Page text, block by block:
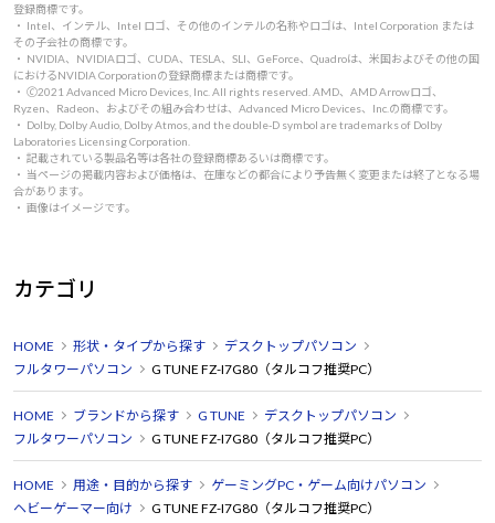
登録商標です。
・ Intel、インテル、Intel ロゴ、その他のインテルの名称やロゴは、Intel Corporation または
その子会社の商標です。
・ NVIDIA、NVIDIAロゴ、CUDA、TESLA、SLI、GeForce、Quadroは、米国およびその他の国
におけるNVIDIA Corporationの登録商標または商標です。
・ 🄫2021 Advanced Micro Devices, Inc. All rights reserved. AMD、AMD Arrowロゴ、
Ryzen、Radeon、およびその組み合わせは、Advanced Micro Devices、Inc.の商標です。
・ Dolby, Dolby Audio, Dolby Atmos, and the double-D symbol are trademarks of Dolby
Laboratories Licensing Corporation.
・ 記載されている製品名等は各社の登録商標あるいは商標です。
・ 当ページの掲載内容および価格は、在庫などの都合により予告無く変更または終了となる場
合があります。
・ 画像はイメージです。
カテゴリ
HOME 形状・タイプから探す
デスクトップパソコン
フルタワーパソコン
G TUNE FZ-I7G80（タルコフ推奨PC）
HOME ブランドから探す G TUNE
デスクトップパソコン
フルタワーパソコン
G TUNE FZ-I7G80（タルコフ推奨PC）
HOME 用途・目的から探す
ゲーミングPC・ゲーム向けパソコン
ヘビーゲーマー向け
G TUNE FZ-I7G80（タルコフ推奨PC）